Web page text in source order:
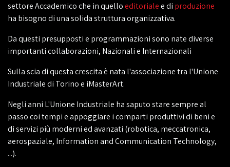
settore Accademico che in quelloeditorialee di produzione
ha bisogno di una solida struttura organizzativa.
Da questi presupposti e programmazioni sono nate diverse
importanti collaborazioni, Nazionali e Internazionali
Sulla scia di questa crescita è nata l'associazione tra l'Unione
Industriale di Torino e iMasterArt.
Negli anni L'Unione Industriale ha saputo stare sempre al
passo coi tempi e appoggiare i comparti produttivi di beni e
di servizi più moderni ed avanzati (robotica, meccatronica,
aerospaziale, Information and Communication Technology,
...).